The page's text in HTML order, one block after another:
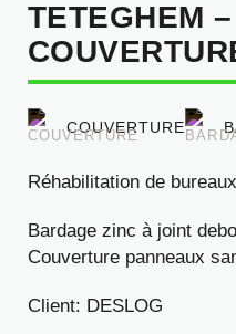
TETEGHEM
COUVERTURE
Réhabilitation de
Bardage zinc à joint
Couverture panneaux
Client: DESLOG